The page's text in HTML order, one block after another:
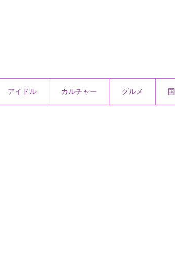
アイドル カルチャー グルメ